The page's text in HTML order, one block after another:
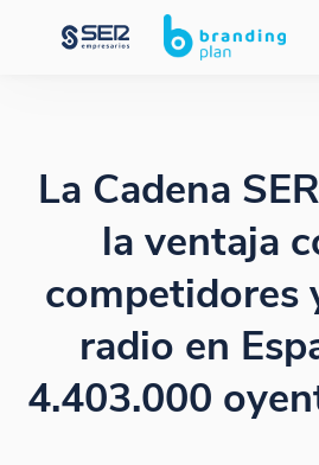
La Cadena
la ventaja
competidores
radio en
4.403.000